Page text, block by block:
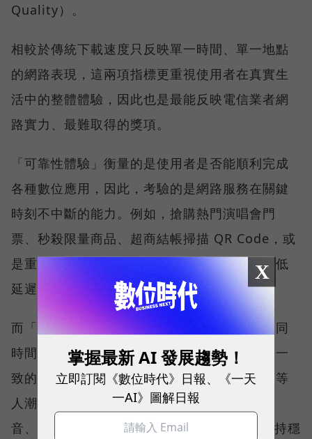
Quality）。
相較於傳統下載速度只反映單一時間、單一地點
的網路表現，這兩項指標更重視使用者在真實生
活中的整體體驗，因此也是最能反映電信業者網
路實力、最難取得的獎項。
「可靠性體驗」衡量的是使用者是否能順利完成
各種數位應用，因此，考驗的是網路服務在關鍵
時刻不中斷的能力。例如，搶購熱門演唱會門
票、秒殺限量商品、超商結帳掃描 QR Code，或
是重要的線上會議，都需要網路能即時回應、低
延遲且持續運作。
而「品質一致性」則是衡量電信業者可否在不同
時間、不同地點、不同網路負載下，都能維持一
致的網路服務品質。無論是在跨年晚會、球賽等
人潮密集場域，或是在高速移動時觀看串流影
音、傳送 LINE 訊息、分享社群動態，確保維持穩
X
掌握最新 AI 發展趨勢！
立即訂閱《數位時代》日報、《一天
一AI》圖解日報